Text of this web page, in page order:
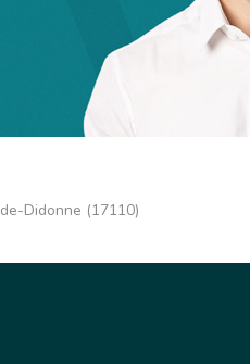
Didonne (17110)